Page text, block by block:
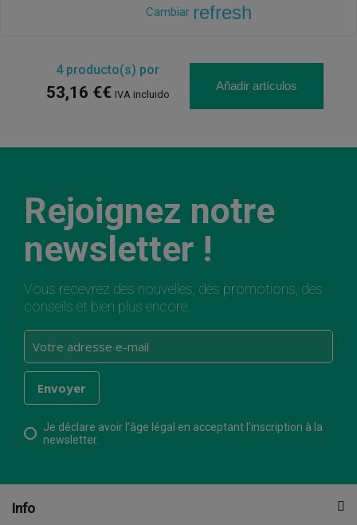
Cambiar refresh
4producto(s) por
53,16 €€ IVA incluido
Añadir artículos
Rejoignez notre
newsletter !
Vous recevrez des nouvelles, des promotions, des
conseils et bien plus encore.
Je déclare avoir l’âge légal en acceptant l’inscription à la
newsletter.
Info